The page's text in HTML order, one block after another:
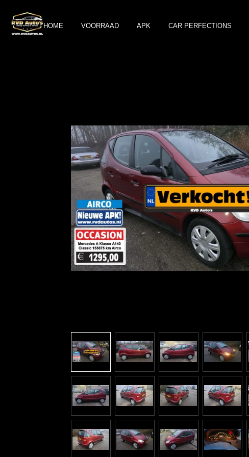
direct
naar
HOME VOORRAAD APK CAR PERFECTIONS